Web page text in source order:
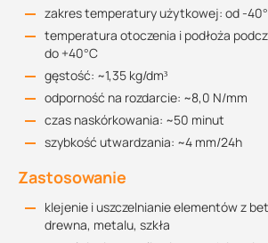
zakres temperatury użytkowej: od -
temperatura otoczenia i podłoża
do +40°C
gęstość: ~1,35 kg/dm³
odporność na rozdarcie: ~8,0 N/mm
czas naskórkowania: ~50 minut
szybkość utwardzania: ~4 mm/24h
Zastosowanie
klejenie i uszczelnianie elementów z
drewna, metalu, szkła